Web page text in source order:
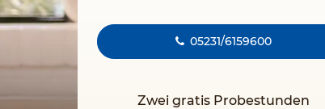
Zwei gratis Probestunden
05231/6159600